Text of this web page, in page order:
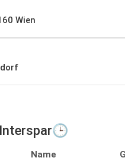
Wien
Name